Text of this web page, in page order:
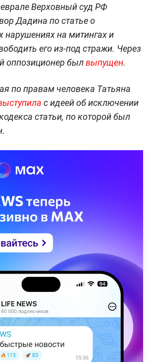
Верховный суд РФ
Дадина по статье о
нарушениях на митингах и
его из-под стражи. Через
оппозиционер былвыпущен.
по правам человека Татьяна
с идеей об исключении
статьи, по которой был